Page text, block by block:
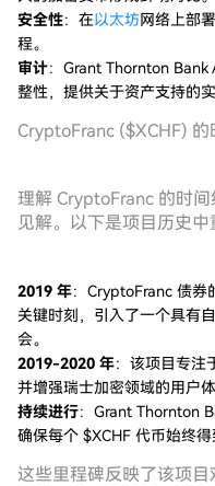
安全性：在以太坊网络上部
程。
审计：Grant Thornton
整性，提供关于资产支持的实
CryptoFranc ($XCHF) 的
理解 CryptoFranc 的时
见解。以下是项目历史中
2019 年：CryptoFranc 债券
关键时刻，引入了一个具有
会。
2019-2020 年：该项目专注
并增强瑞士加密领域的用户体
持续进行：Grant Thornton
确保每个 $XCHF 代币始终得
这些里程碑反映了该项